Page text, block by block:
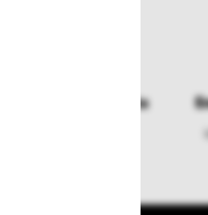
in prevzemna mesta